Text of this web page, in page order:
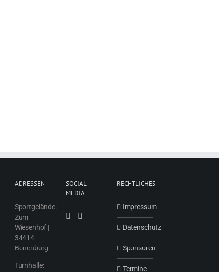
ADRESSEN
Sportgelände:
Zum
Wiesenhof |
34414
Bonenburg
Turnhalle:
SOCIAL
MEDIA
RECHTLICHES
Impressum
Datenschutz
Sponsoren
Termine